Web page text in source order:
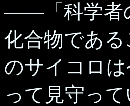
――「科学者
化合物であ
のサイコロ
って見守っ